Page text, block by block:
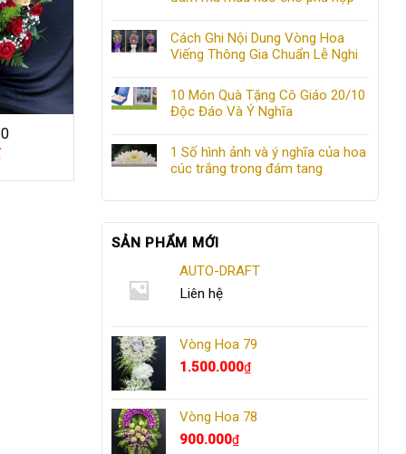
Cách Ghi Nội Dung Vòng Hoa
Viếng Thông Gia Chuẩn Lễ Nghi
10 Món Quà Tặng Cô Giáo 20/10
Độc Đáo Và Ý Nghĩa
1 Số hình ảnh và ý nghĩa của hoa
cúc trắng trong đám tang
SẢN PHẨM MỚI
AUTO-DRAFT
Liên hệ
Vòng Hoa 79
1.500.000₫
Vòng Hoa 78
900.000₫